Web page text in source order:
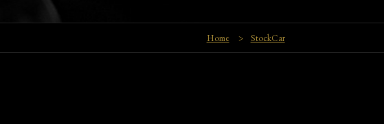
Home > StockCar